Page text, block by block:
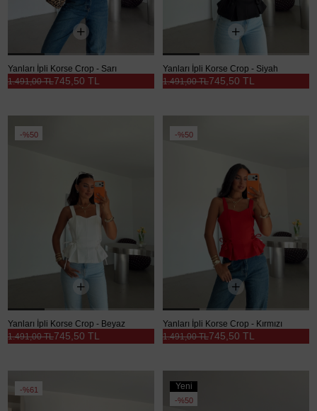
Yanları İpli Korse Crop - Sarı
745,50 TL
1.491,00 TL
Yanları İpli Korse Crop - Siyah
745,50 TL
1.491,00 TL
%50
Yanları İpli Korse Crop - Beyaz
745,50 TL
1.491,00 TL
%50
Yanları İpli Korse Crop - Kırmızı
745,50 TL
1.491,00 TL
%61
Yeni
Ürün
%50